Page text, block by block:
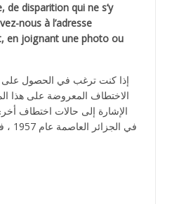
de disparition qui ne s’y
nous à l’adresse
en joignant une photo ou
إذا كنت ترغب في الحصول
الاختطاف المعروضة على هذا
الإشارة إلى حالات اختطاف
في